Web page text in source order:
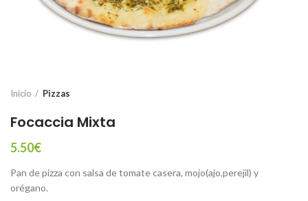
Inicio Pizzas
Focaccia Mixta
5.50€
Pan de pizza con salsa de tomate casera, mojo(ajo,perejil) y
orégano.